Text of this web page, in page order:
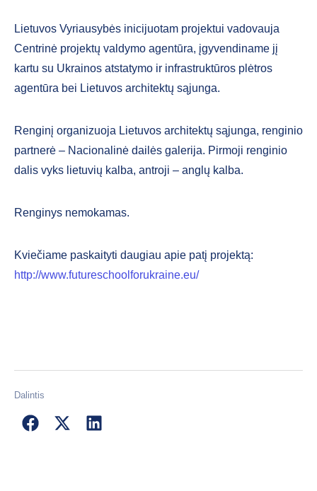
Lietuvos Vyriausybės inicijuotam projektui vadovauja
Centrinė projektų valdymo agentūra, įgyvendiname jį
kartu su Ukrainos atstatymo ir infrastruktūros plėtros
agentūra bei Lietuvos architektų sąjunga.
Renginį organizuoja Lietuvos architektų sąjunga, renginio
partnerė – Nacionalinė dailės galerija. Pirmoji renginio
dalis vyks lietuvių kalba, antroji – anglų kalba.
Renginys nemokamas.
Kviečiame paskaityti daugiau apie patį projektą:
http://www.futureschoolforukraine.eu/
Dalintis